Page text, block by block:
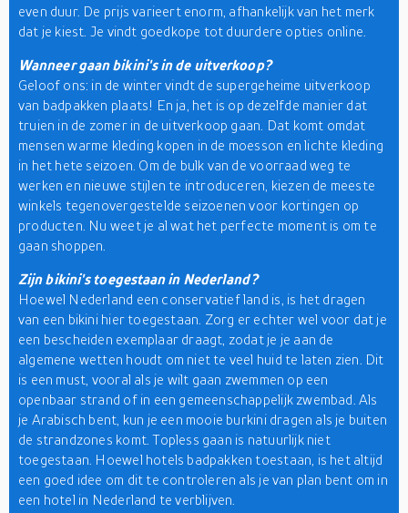
even duur. De prijs varieert enorm, afhankelijk van het merk
dat je kiest. Je vindt goedkope tot duurdere opties online.
Wanneer gaan bikini's in de uitverkoop?
Geloof ons: in de winter vindt de supergeheime uitverkoop
van badpakken plaats! En ja, het is op dezelfde manier dat
truien in de zomer in de uitverkoop gaan. Dat komt omdat
mensen warme kleding kopen in de moesson en lichte kleding
in het hete seizoen. Om de bulk van de voorraad weg te
werken en nieuwe stijlen te introduceren, kiezen de meeste
winkels tegenovergestelde seizoenen voor kortingen op
producten. Nu weet je al wat het perfecte moment is om te
gaan shoppen.
Zijn bikini's toegestaan in Nederland?
Hoewel Nederland een conservatief land is, is het dragen
van een bikini hier toegestaan. Zorg er echter wel voor dat je
een bescheiden exemplaar draagt, zodat je je aan de
algemene wetten houdt om niet te veel huid te laten zien. Dit
is een must, vooral als je wilt gaan zwemmen op een
openbaar strand of in een gemeenschappelijk zwembad. Als
je Arabisch bent, kun je een mooie burkini dragen als je buiten
de strandzones komt. Topless gaan is natuurlijk niet
toegestaan. Hoewel hotels badpakken toestaan, is het altijd
een goed idee om dit te controleren als je van plan bent om in
een hotel in Nederland te verblijven.